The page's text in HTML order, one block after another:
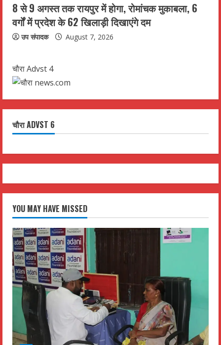
8 से 9 अगस्त तक रायपुर में होगा, रोमांचक मुकाबला, 6
वर्गों में प्रदेश के 62 खिलाड़ी दिखाएंगे दम
उप संपादक August 7, 2026
चौरा Advst 4
चौरा ADVST 6
YOU MAY HAVE MISSED